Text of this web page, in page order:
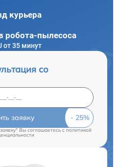
курьера
робота-пылесоса
от 35 минут
со
заявку
Вы соглашаетесь cполитикой